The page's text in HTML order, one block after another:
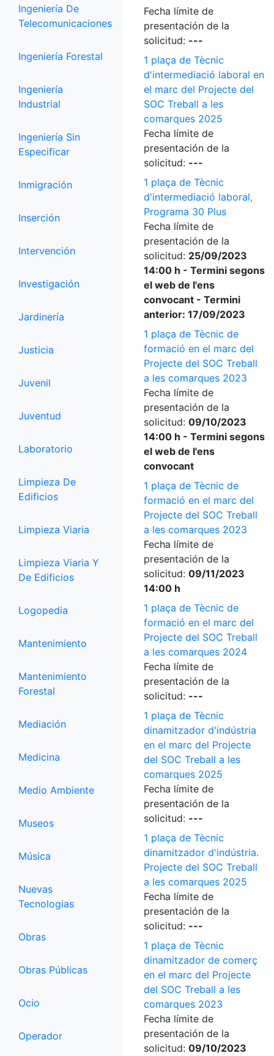
Ingeniería De
Telecomunicaciones
Ingeniería Forestal
Ingeniería
Industrial
Ingeniería Sin
Especificar
Inmigración
Inserción
Intervención
Investigación
Jardinería
Justicia
Juvenil
Juventud
Laboratorio
Limpieza De
Edificios
Limpieza Viaria
Limpieza Viaria Y
De Edificios
Logopedia
Mantenimiento
Mantenimiento
Forestal
Mediación
Medicina
Medio Ambiente
Museos
Música
Nuevas
Tecnologias
Obras
Obras Públicas
Ocio
Operador
Fecha límite de
presentación de la
solicitud: ---
1 plaça de Tècnic
d'intermediació laboral en
el marc del Projecte del
SOC Treball a les
comarques 2025
Fecha límite de
presentación de la
solicitud: ---
1 plaça de Tècnic
d'intermediació laboral,
Programa 30 Plus
Fecha límite de
presentación de la
solicitud: 25/09/2023
14:00 h - Termini segons
el web de l'ens
convocant - Termini
anterior: 17/09/2023
1 plaça de Tècnic de
formació en el marc del
Projecte del SOC Treball
a les comarques 2023
Fecha límite de
presentación de la
solicitud: 09/10/2023
14:00 h - Termini segons
el web de l'ens
convocant
1 plaça de Tècnic de
formació en el marc del
Projecte del SOC Treball
a les comarques 2023
Fecha límite de
presentación de la
solicitud: 09/11/2023
14:00 h
1 plaça de Tècnic de
formació en el marc del
Projecte del SOC Treball
a les comarques 2024
Fecha límite de
presentación de la
solicitud: ---
1 plaça de Tècnic
dinamitzador d'indústria
en el marc del Projecte
del SOC Treball a les
comarques 2025
Fecha límite de
presentación de la
solicitud: ---
1 plaça de Tècnic
dinamitzador d'indústria.
Projecte del SOC Treball
a les comarques 2025
Fecha límite de
presentación de la
solicitud: ---
1 plaça de Tècnic
dinamitzador de comerç
en el marc del Projecte
del SOC Treball a les
comarques 2023
Fecha límite de
presentación de la
solicitud: 09/10/2023